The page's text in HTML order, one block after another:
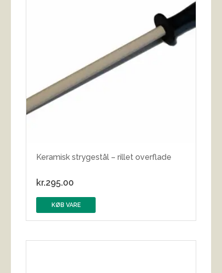
Keramisk strygestål – rillet overflade
kr.295.00
KØB VARE